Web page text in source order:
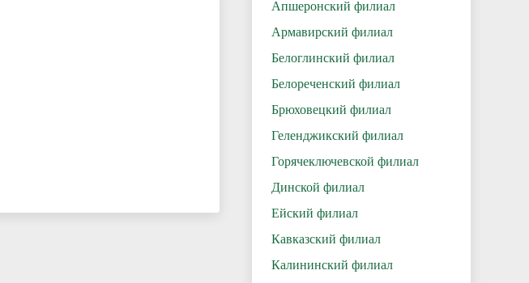
Апшеронский филиал
Армавирский филиал
Белоглинский филиал
Белореченский филиал
Брюховецкий филиал
Геленджикский филиал
Горячеключевской филиал
Динской филиал
Ейский филиал
Кавказский филиал
Калининский филиал